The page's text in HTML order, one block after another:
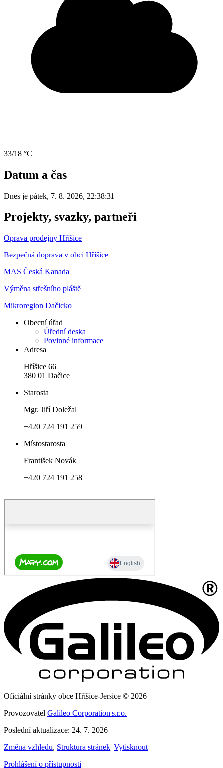
33/18 °C
Datum a čas
Dnes je pátek, 7. 8. 2026, 22:38:31
Projekty, svazky, partneři
Oprava prodejny Hříšice
Bezpečná doprava v obci Hříšice
MAS Česká Kanada
Výměna střešního pláště
Mikroregion Dačicko
Obecní úřad
Úřední deska
Povinné informace
Adresa
Hříšice 66
380 01 Dačice
Starosta
Mgr. Jiří Doležal
+420 724 191 259
Místostarosta
František Novák
+420 724 191 258
Oficiální stránky obce Hříšice-Jersice © 2026
Provozovatel Galileo Corporation s.r.o.
Poslední aktualizace: 24. 7. 2026
Změna vzhledu, Struktura stránek, Vytisknout
Prohlášení o přístupnosti